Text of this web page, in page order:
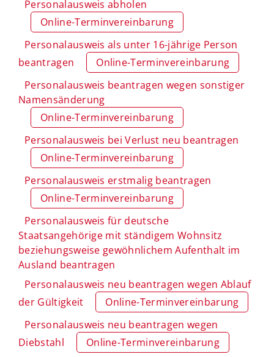
Personalausweis abholen
Online-Terminvereinbarung
Personalausweis als unter 16-jährige Person
beantragen
Online-Terminvereinbarung
Personalausweis beantragen wegen sonstiger
Namensänderung
Online-Terminvereinbarung
Personalausweis bei Verlust neu beantragen
Online-Terminvereinbarung
Personalausweis erstmalig beantragen
Online-Terminvereinbarung
Personalausweis für deutsche
Staatsangehörige mit ständigem Wohnsitz
beziehungsweise gewöhnlichem Aufenthalt im
Ausland beantragen
Personalausweis neu beantragen wegen Ablauf
der Gültigkeit
Online-Terminvereinbarung
Personalausweis neu beantragen wegen
Diebstahl
Online-Terminvereinbarung